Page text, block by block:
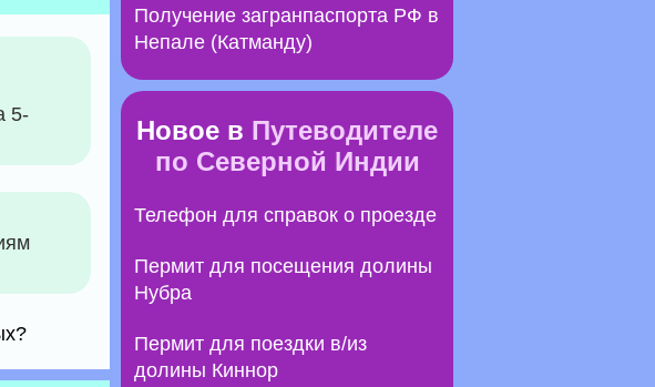
5-
Получение загранпаспорта РФ в
Непале (Катманду)
Новое в Путеводителе
по Северной Индии
Телефон для справок о проезде
Пермит для посещения долины
Нубра
Пермит для поездки в/из
долины Киннор